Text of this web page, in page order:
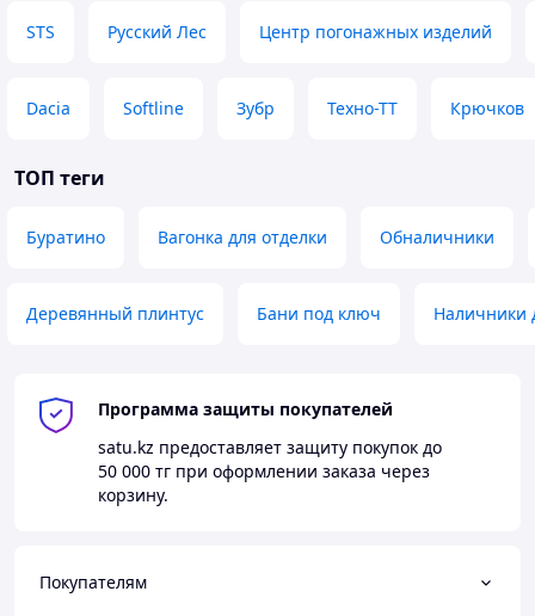
STS Русский Лес Центр погонажных изделий
Dacia Softline Зубр Техно-ТТ Крючков
ТОП теги
Буратино Вагонка для отделки Обналичники
Деревянный плинтус Бани под ключ Наличники
Программа защиты покупателей
satu.kz предоставляет защиту покупок до
50 000 тг при оформлении заказа через
корзину.
Покупателям